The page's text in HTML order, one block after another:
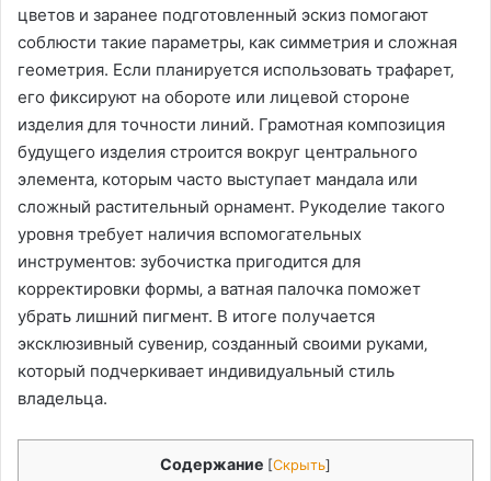
цветов и заранее подготовленный эскиз помогают
соблюсти такие параметры‚ как симметрия и сложная
геометрия. Если планируется использовать трафарет‚
его фиксируют на обороте или лицевой стороне
изделия для точности линий. Грамотная композиция
будущего изделия строится вокруг центрального
элемента‚ которым часто выступает мандала или
сложный растительный орнамент. Рукоделие такого
уровня требует наличия вспомогательных
инструментов: зубочистка пригодится для
корректировки формы‚ а ватная палочка поможет
убрать лишний пигмент. В итоге получается
эксклюзивный сувенир‚ созданный своими руками‚
который подчеркивает индивидуальный стиль
владельца.
Содержание [Скрыть]